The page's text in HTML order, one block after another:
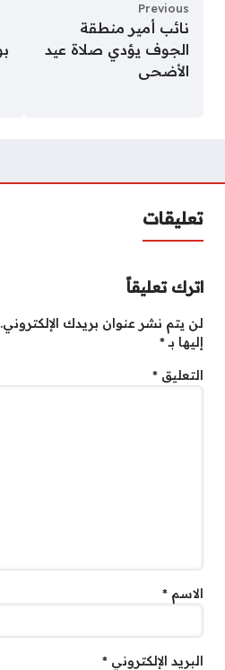
Previous
نائب أمير منطقة
الجوف يؤدي صلاة عيد
الأضحى
تعليقات
اترك تعليقاً
لن يتم نشر عنوان بريدك الإلكتروني.
إليها بـ*
التعليق *
الاسم *
البريد الإلكتروني *